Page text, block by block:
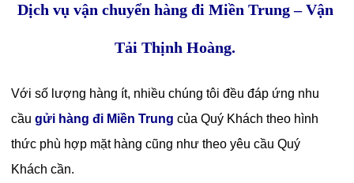
Dịch vụ vận chuyển hàng đi Miền Trung – Vận
Tải Thịnh Hoàng.
Với số lượng hàng ít, nhiều chúng tôi đều đáp ứng nhu
cầugửi hàng đi Miền Trung của Quý Khách theo hình
thức phù hợp mặt hàng cũng như theo yêu cầu Quý
Khách cần.